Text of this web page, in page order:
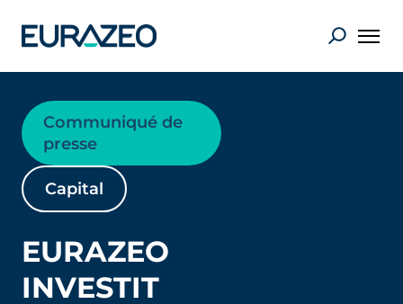
Communiqué de
presse
Capital
EURAZEO
INVESTIT